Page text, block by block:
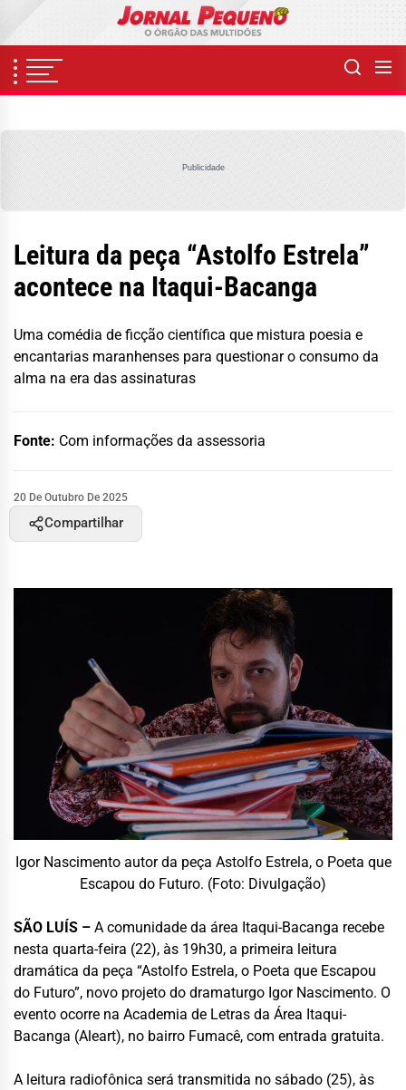
content
Publicidade
Leitura da peça “Astolfo Estrela”
acontece na Itaqui-Bacanga
Uma comédia de ficção científica que mistura poesia e
encantarias maranhenses para questionar o consumo da
alma na era das assinaturas
Fonte: Com informações da assessoria
20 De Outubro De 2025
Compartilhar
Igor Nascimento autor da peça Astolfo Estrela, o Poeta que
Escapou do Futuro. (Foto: Divulgação)
SÃO LUÍS – A comunidade da área Itaqui-Bacanga recebe
nesta quarta-feira (22), às 19h30, a primeira leitura
dramática da peça “Astolfo Estrela, o Poeta que Escapou
do Futuro”, novo projeto do dramaturgo Igor Nascimento. O
evento ocorre na Academia de Letras da Área Itaqui-
Bacanga (Aleart), no bairro Fumacê, com entrada gratuita.
A leitura radiofônica será transmitida no sábado (25), às